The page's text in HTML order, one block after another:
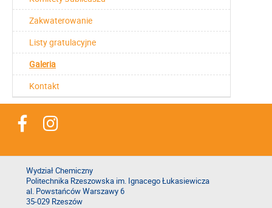
Zakwaterowanie
Listy gratulacyjne
Galeria
Kontakt
Wydział Chemiczny
Politechnika Rzeszowska im. Ignacego Łukasiewicza
al. Powstańców Warszawy 6
35-029 Rzeszów